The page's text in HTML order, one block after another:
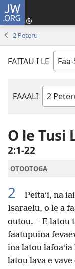
JW.ORG
2 Peteru
FAITAU I LE
FAAALI
Tusi
le
Tusi
O le Tusi
2:1-22
OTOOTOGA
2
Peitaʻi, na
Isaraelu, o le a
outou. + E latou
faatupuina
ina latou
latou lava e